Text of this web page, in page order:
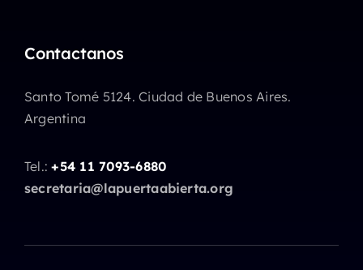
Contactanos
Santo Tomé 5124. Ciudad de Buenos Aires.
Argentina
Tel.:+54 11 7093-6880
secretaria@lapuertaabierta.org